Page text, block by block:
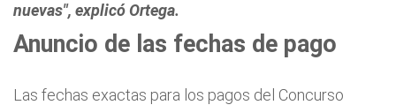
nuevas", explicó Ortega.
Anuncio de las fechas de pago
Las fechas exactas para los pagos del Concurso